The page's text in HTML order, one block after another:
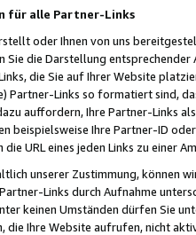
für alle Partner-Links
oder Ihnen von uns
Sie die Darstellung
die Sie auf Ihrer Website
Partner-Links so formatiert sind,
auffordern, Ihre Partner-Links
beispielsweise Ihre Partner-ID
URL eines jeden Links zu einer
unserer Zustimmung, können
Links durch Aufnahme
keinen Umständen dürfen Sie
die Ihre Website aufrufen, nicht